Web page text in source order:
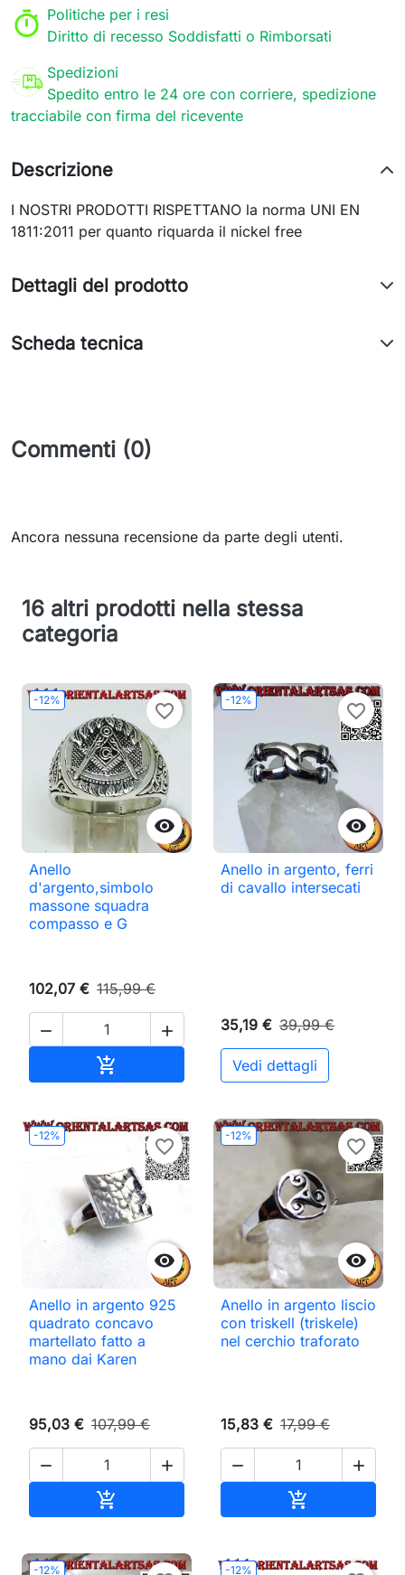
Politiche per i resi
Diritto di recesso Soddisfatti o Rimborsati
Spedizioni
Spedito entro le 24 ore con corriere, spedizione
tracciabile con firma del ricevente
Descrizione
I NOSTRI PRODOTTI RISPETTANO la norma UNI EN
1811:2011 per quanto riquarda il nickel free
Dettagli del prodotto
Scheda tecnica
Commenti (0)
Ancora nessuna recensione da parte degli utenti.
16 altri prodotti nella stessa
categoria
-12%

favorite_border
Anello
d'argento,simbolo
massone squadra
compasso e G
102,07 € 115,99 €
 
 Aggiungi al carrello
-12%

favorite_border
Anello in argento, ferri
di cavallo intersecati
35,19 € 39,99 €
Vedi dettagli
-12%

favorite_border
Anello in argento 925
quadrato concavo
martellato fatto a
mano dai Karen
95,03 € 107,99 €
 

-12%

favorite_border
Anello in argento liscio
con triskell (triskele)
nel cerchio traforato
15,83 € 17,99 €
 

-12% -12%